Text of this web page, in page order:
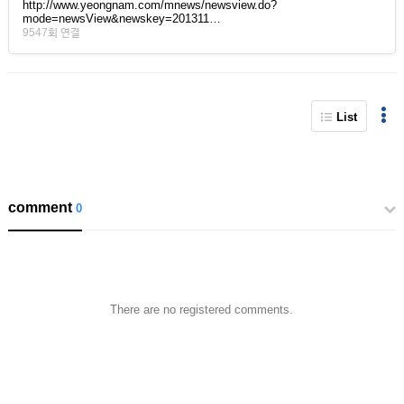
http://www.yeongnam.com/mnews/newsview.do?
mode=newsView&newskey=201311…
9547회 연결
List
comment0
There are no registered comments.